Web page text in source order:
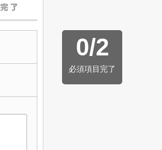
0/2
必須項目完了